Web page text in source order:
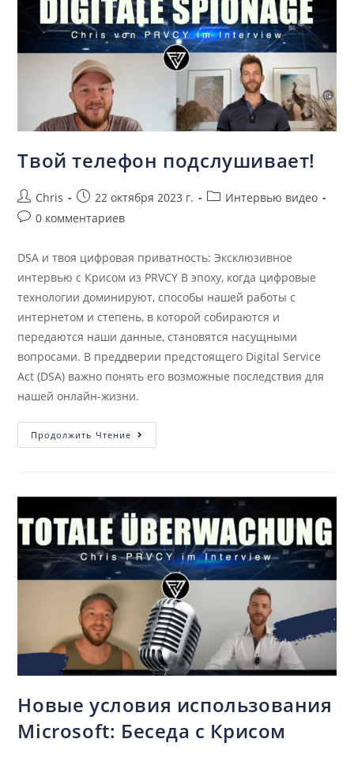
Твой телефон подслушивает!
Chris 22 октября 2023 г.
Интервью видео
0 комментариев
DSA и твоя цифровая приватность: Эксклюзивное
интервью с Крисом из PRVCY В эпоху, когда цифровые
технологии доминируют, способы нашей работы с
интернетом и степень, в которой собираются и
передаются наши данные, становятся насущными
вопросами. В преддверии предстоящего Digital Service
Act (DSA) важно понять его возможные последствия для
нашей онлайн-жизни.
Продолжить Чтение
Новые условия использования
Microsoft: Беседа с Крисом